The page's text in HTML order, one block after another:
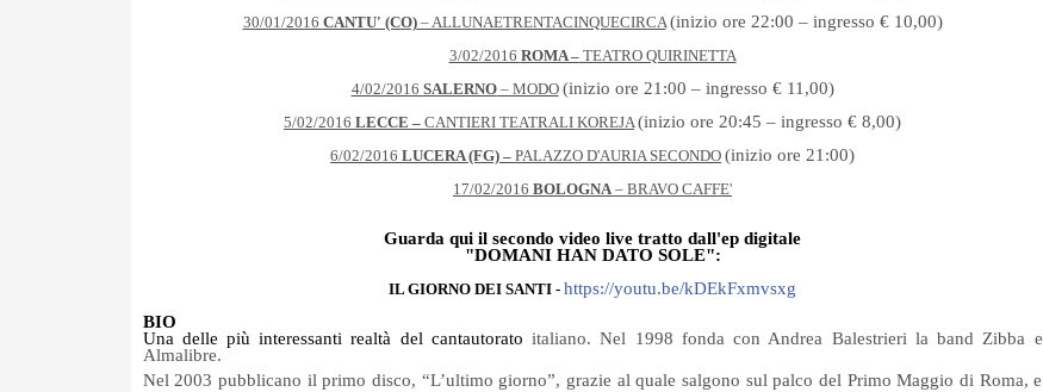
30/01/2016 CANTU' (CO)– ALLUNAETRENTACINQUECIRCA (inizio ore 22:00 – ingresso € 10,00)
3/02/2016 ROMA –TEATRO QUIRINETTA
4/02/2016 SALERNO– MODO (inizio ore 21:00 – ingresso € 11,00)
5/02/2016 LECCE – CANTIERI TEATRALI KOREJA (inizio ore 20:45 – ingresso € 8,00)
6/02/2016 LUCERA (FG) – PALAZZO D'AURIA SECONDO (inizio ore 21:00)
17/02/2016 BOLOGNA– BRAVO CAFFE'
Guarda qui il secondo video live tratto dall'ep digitale
"DOMANI HAN DATO SOLE":
IL GIORNO DEI SANTI - https://youtu.be/kDEkFxmvsxg
BIO
Una delle più interessanti realtà del cantautoratoitaliano. Nel 1998 fonda con Andrea Balestrieri la band Zibba e
Almalibre.
Nel 2003 pubblicano il primo disco, “L’ultimo giorno”, grazie al quale salgono sul palco del Primo Maggio di Roma, e